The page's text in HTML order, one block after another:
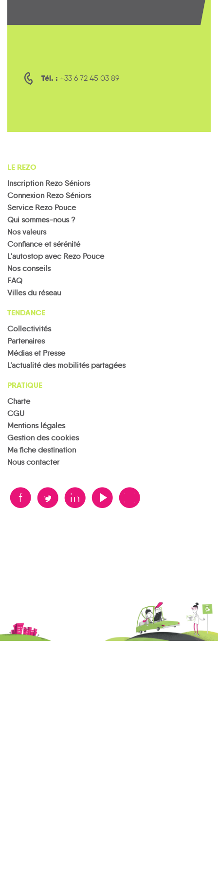
Tél. : +33 6 72 45 03 89
LE REZO
Inscription Rezo Séniors
Connexion Rezo Séniors
Service Rezo Pouce
Qui sommes-nous ?
Nos valeurs
Confiance et sérénité
L'autostop avec Rezo Pouce
Nos conseils
FAQ
Villes du réseau
TENDANCE
Collectivités
Partenaires
Médias et Presse
L’actualité des mobilités partagées
PRATIQUE
Charte
CGU
Mentions légales
Gestion des cookies
Ma fiche destination
Nous contacter
B A D F V